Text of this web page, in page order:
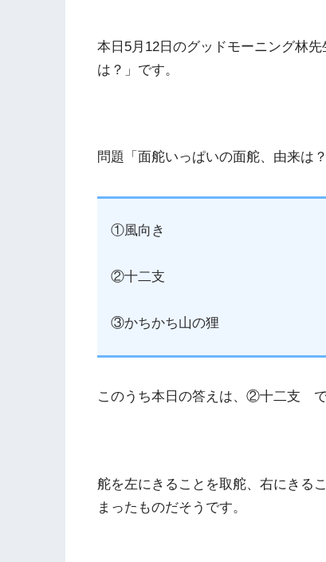
本日5月12日のグッドモーニング林
は？」です。
問題「面舵いっぱいの面舵、由来は
①風向き
②十二支
③かちかち山の狸
このうち本日の答えは、②十二支 で
舵を左にきることを取舵、右にきる
まったものだそうです。